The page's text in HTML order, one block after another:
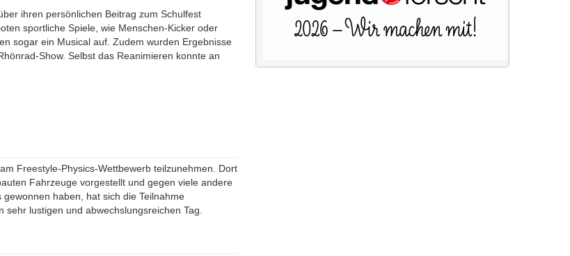
ihren persönlichen Beitrag zum Schulfest
sportliche Spiele, wie Menschen-Kicker oder
sogar ein Musical auf. Zudem wurden Ergebnisse
Show. Selbst das Reanimieren konnte an
Freestyle-Physics-Wettbewerb teilzunehmen. Dort
Fahrzeuge vorgestellt und gegen viele andere
haben, hat sich die Teilnahme
lustigen und abwechslungsreichen Tag.